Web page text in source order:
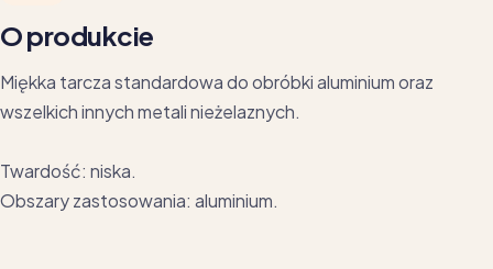
O produkcie
Miękka tarcza standardowa do obróbki aluminium oraz
wszelkich innych metali nieżelaznych.
Twardość: niska.
Obszary zastosowania: aluminium.